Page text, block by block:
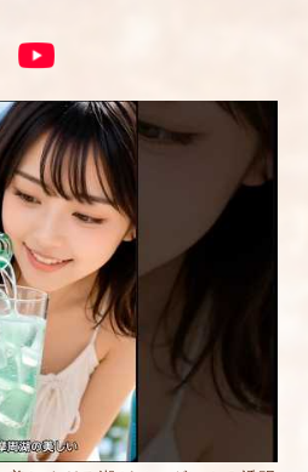
ださい
レビューを送信する」ボ
。